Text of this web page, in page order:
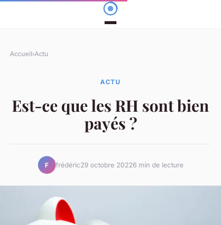
Accueil›Actu
ACTU
Est-ce que les RH sont bien
payés ?
F frédéric29 octobre 20226 min de lecture